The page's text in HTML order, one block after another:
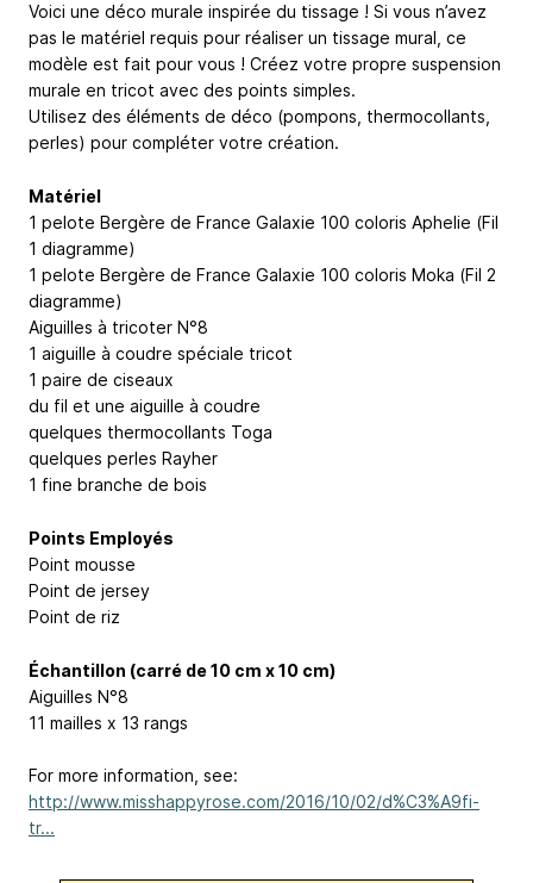
Voici une déco murale inspirée du tissage ! Si vous n’avez
pas le matériel requis pour réaliser un tissage mural, ce
modèle est fait pour vous ! Créez votre propre suspension
murale en tricot avec des points simples.
Utilisez des éléments de déco (pompons, thermocollants,
perles) pour compléter votre création.
Matériel
1 pelote Bergère de France Galaxie 100 coloris Aphelie (Fil
1 diagramme)
1 pelote Bergère de France Galaxie 100 coloris Moka (Fil 2
diagramme)
Aiguilles à tricoter N°8
1 aiguille à coudre spéciale tricot
1 paire de ciseaux
du fil et une aiguille à coudre
quelques thermocollants Toga
quelques perles Rayher
1 fine branche de bois
Points Employés
Point mousse
Point de jersey
Point de riz
Échantillon (carré de 10 cm x 10 cm)
Aiguilles N°8
11 mailles x 13 rangs
For more information, see:
http://www.misshappyrose.com/2016/10/02/d%C3%A9fi-
tr...